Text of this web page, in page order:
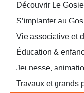
Découvrir Le
S’implanter au
Vie associative et
Éducation &
Jeunesse,
Travaux et grands